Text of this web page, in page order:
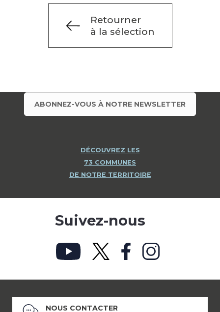
Retourner
à la sélection
ABONNEZ-VOUS À NOTRE NEWSLETTER
DÉCOUVREZ LES
73 COMMUNES
DE NOTRE TERRITOIRE
Suivez-nous
NOUS CONTACTER